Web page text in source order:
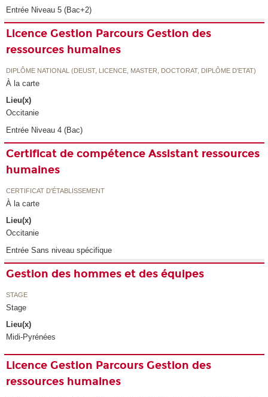
Entrée Niveau 5 (Bac+2)
Licence Gestion Parcours Gestion des
ressources humaines
DIPLÔME NATIONAL (DEUST, LICENCE, MASTER, DOCTORAT, DIPLÔME D'ETAT)
À la carte
Lieu(x)
Occitanie
Entrée Niveau 4 (Bac)
Certificat de compétence Assistant ressources
humaines
CERTIFICAT D'ÉTABLISSEMENT
À la carte
Lieu(x)
Occitanie
Entrée Sans niveau spécifique
Gestion des hommes et des équipes
STAGE
Stage
Lieu(x)
Midi-Pyrénées
Licence Gestion Parcours Gestion des
ressources humaines